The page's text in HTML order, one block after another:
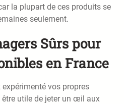
la plupart de ces produits se
seulement.
Sûrs pour
en France
vos propres
utile de jeter un œil aux